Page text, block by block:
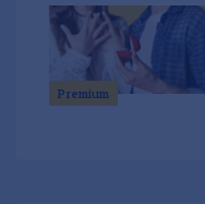
Premium